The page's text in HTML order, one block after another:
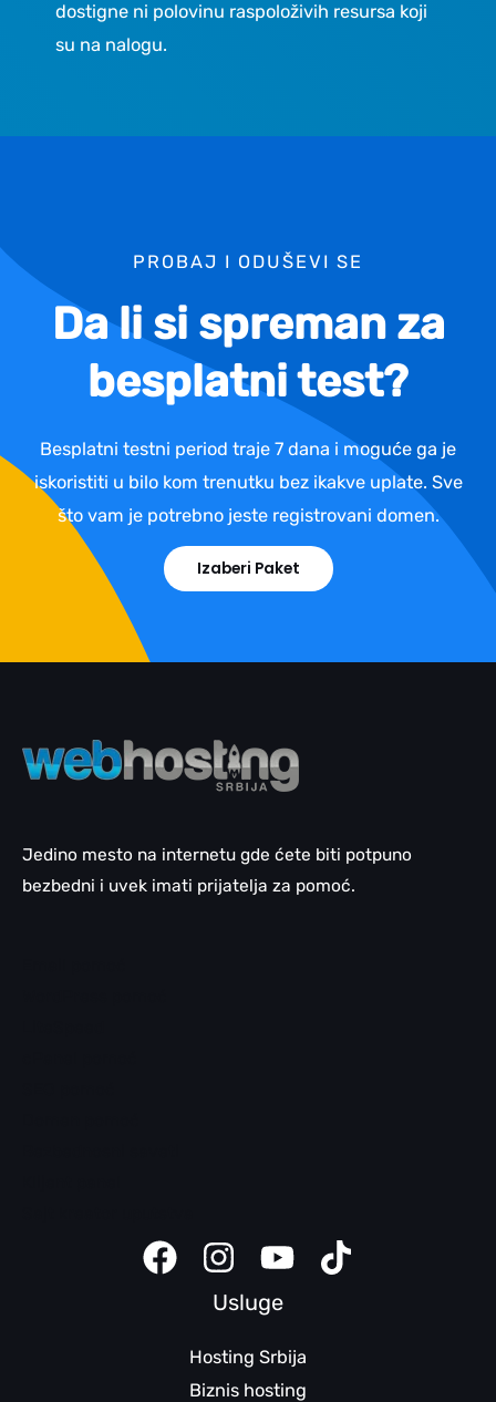
dostigne ni polovinu raspoloživih resursa koji
su na nalogu.
PROBAJ I ODUŠEVI SE
Da li si spreman za
besplatni test?
Besplatni testni period traje 7 dana i moguće ga je
iskoristiti u bilo kom trenutku bez ikakve uplate. Sve
što vam je potrebno jeste registrovani domen.
Izaberi Paket
Jedino mesto na internetu gde ćete biti potpuno
bezbedni i uvek imati prijatelja za pomoć.
Usluge
Hosting Srbija
Biznis hosting